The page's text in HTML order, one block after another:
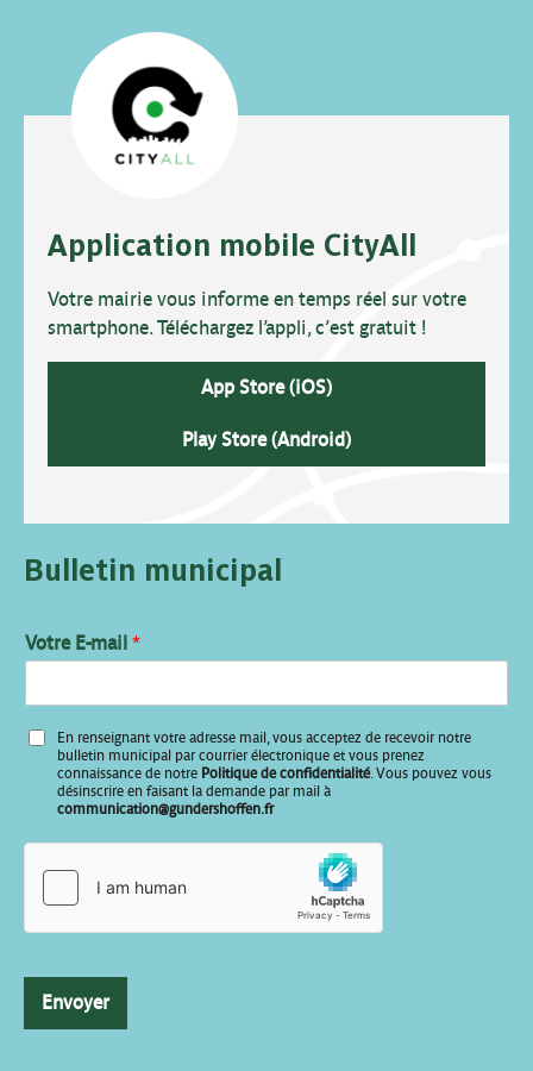
Application mobile CityAll
Votre mairie vous informe en temps réel sur votre
smartphone. Téléchargez l’appli, c’est gratuit !
App Store (iOS)
Play Store (Android)
Bulletin municipal
Votre E-mail *
*
E
i
En renseignant votre adresse mail, vous acceptez de recevoir notre
bulletin municipal par courrier électronique et vous prenez
connaissance de notre Politique de confidentialité. Vous pouvez vous
désinscrire en faisant la demande par mail à
communication@gundershoffen.fr
Envoyer